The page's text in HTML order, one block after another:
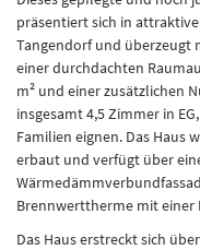
präsentiert sich in
Tangendorf und überzeugt
einer durchdachten
m² und einer zusätzlichen
insgesamt 4,5 Zimmer in
Familien eignen. Das Haus
erbaut und verfügt über
Brennwerttherme mit einer
Das Haus erstreckt sich